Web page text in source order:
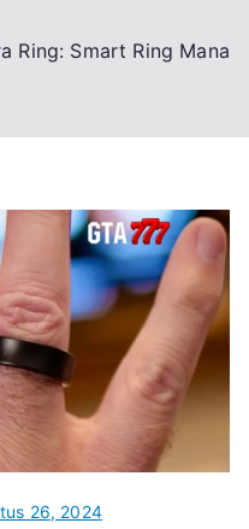
Ring: Smart Ring Mana
26, 2024